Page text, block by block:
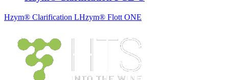
Hzym® Clarification LHzym® Flott ONE